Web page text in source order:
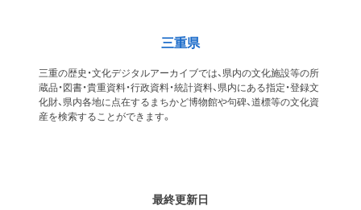
三重県
三重の歴史・文化デジタルアーカイブでは、県内の文化施設等の所
蔵品・図書・貴重資料・行政資料・統計資料、県内にある指定・登録文
化財、県内各地に点在するまちかど博物館や句碑、道標等の文化資
産を検索することができます。
最終更新日